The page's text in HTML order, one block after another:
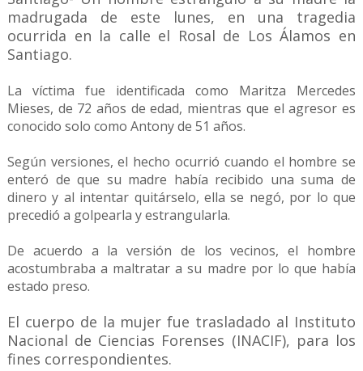
madrugada de este lunes, en una tragedia
ocurrida en la calle el Rosal de Los Álamos en
Santiago.
La víctima fue identificada como Maritza Mercedes
Mieses, de 72 años de edad, mientras que el agresor es
conocido solo como Antony de 51 años.
Según versiones, el hecho ocurrió cuando el hombre se
enteró de que su madre había recibido una suma de
dinero y al intentar quitárselo, ella se negó, por lo que
precedió a golpearla y estrangularla.
De acuerdo a la versión de los vecinos, el hombre
acostumbraba a maltratar a su madre por lo que había
estado preso.
El cuerpo de la mujer fue trasladado al Instituto
Nacional de Ciencias Forenses (INACIF), para los
fines correspondientes.